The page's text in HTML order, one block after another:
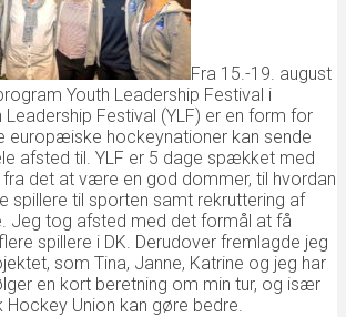
Fra 15.-19. august
Youth Leadership Festival i
Festival (YLF) er en form for
europæiske hockeynationer kan sende
afsted til. YLF er 5 dage spækket med
det at være en god dommer, til hvordan
spillere til sporten samt rekruttering af
Jeg tog afsted med det formål at få
spillere i DK. Derudover fremlagde jeg
som Tina, Janne, Katrine og jeg har
en kort beretning om min tur, og især
Hockey Union kan gøre bedre.